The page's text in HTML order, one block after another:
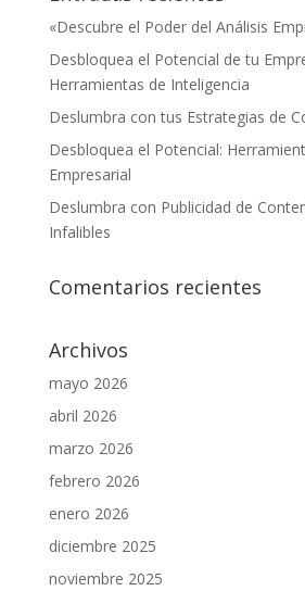
«Descubre el Poder del Análisis
Desbloquea el Potencial de tu
Herramientas de Inteligencia
Deslumbra con tus Estrategias de
Desbloquea el Potencial:
Empresarial
Deslumbra con Publicidad de
Infalibles
Comentarios recientes
Archivos
mayo 2026
abril 2026
marzo 2026
febrero 2026
enero 2026
diciembre 2025
noviembre 2025